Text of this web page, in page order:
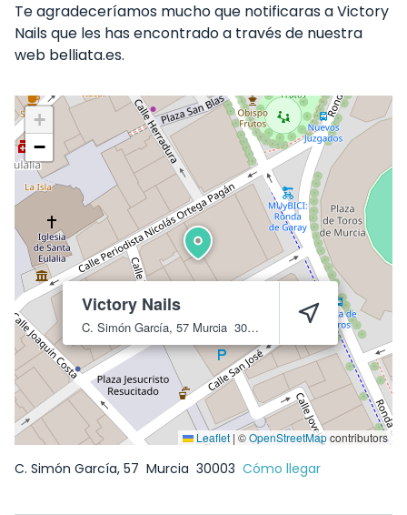
Te agradeceríamos mucho que notificaras a Victory
Nails que les has encontrado a través de nuestra
web belliata.es.
Victory Nails
C. Simón García, 57 Murcia 30003
+
−
Leaflet | ©OpenStreetMapcontributors
C. Simón García, 57 Murcia 30003 Cómo llegar